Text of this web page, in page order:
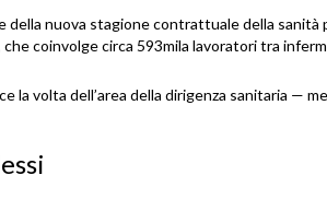
della nuova stagione contrattuale della sanità
coinvolge circa 593mila lavoratori tra
la volta dell’area della dirigenza sanitaria —